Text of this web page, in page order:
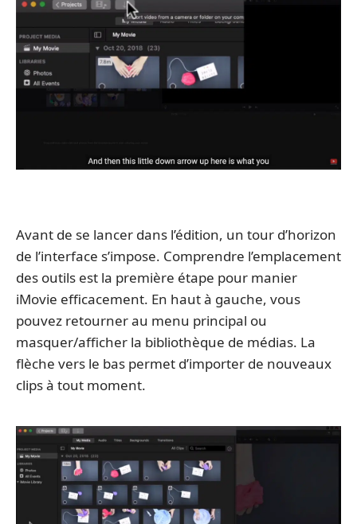
Avant de se lancer dans l’édition, un tour d’horizon
de l’interface s’impose. Comprendre l’emplacement
des outils est la première étape pour manier
iMovie efficacement. En haut à gauche, vous
pouvez retourner au menu principal ou
masquer/afficher la bibliothèque de médias. La
flèche vers le bas permet d’importer de nouveaux
clips à tout moment.